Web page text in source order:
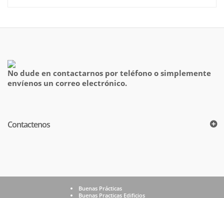
No dude en contactarnos por teléfono o simplemente
envíenos un correo electrónico.
Contactenos
Buenas Prácticas
Buenas Practicas Edificios